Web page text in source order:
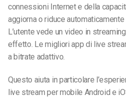
connessioni Internet e della
aggiorna o riduce
L’utente vede un video in
effetto. Le migliori app di live
a bitrate adattivo.
Questo aiuta in particolare
live stream permobile Android e